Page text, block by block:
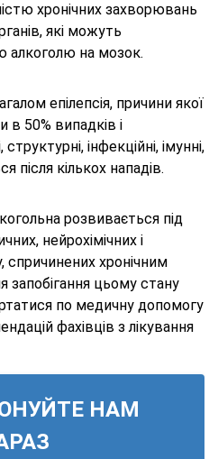
хронічних захворювань
які можуть
алкоголю на мозок.
епілепсія, причини якої
50% випадків і
інфекційні, імунні,
після кількох нападів.
розвивається під
нейрохімічних і
спричинених хронічним
цьому стану
по медичну допомогу
фахівців з лікування
НАМ